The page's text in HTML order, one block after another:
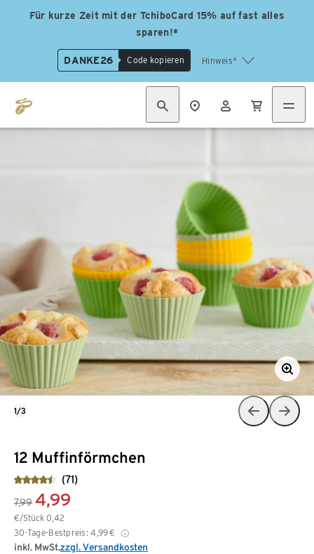
Für kurze Zeit mit der TchiboCard 15% auf fast alles
sparen!*
DANKE26 Code kopieren Hinweis*
12 Muffinförmchen
(71)
7,99 4,99
€/Stück 0,42
30-Tage-Bestpreis: 4,99€
inkl. MwSt.zzgl. Versandkosten
1/3